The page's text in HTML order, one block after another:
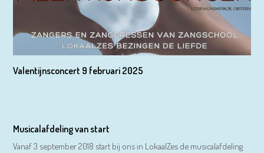
Valentijnsconcert 9 februari 2025
Musicalafdeling van start
Vanaf 3 september 2018 start bij ons in LokaalZes de musicalafdeling